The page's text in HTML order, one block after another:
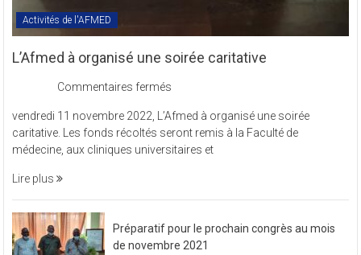
Activités de l'AFMED
L’Afmed à organisé une soirée caritative
Commentaires fermés
à
organisé
une
vendredi 11 novembre 2022, L’Afmed à organisé une soirée
caritative. Les fonds récoltés seront remis à la Faculté de
médecine, aux cliniques universitaires et
Lire plus
Préparatif pour le prochain congrès au mois
de novembre 2021